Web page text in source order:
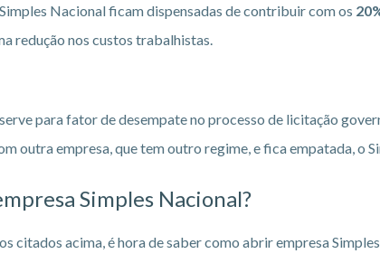
Nacional ficam dispensadas de contribuir com os
redução nos custos trabalhistas.
para fator de desempate no processo de licitação
outra empresa, que tem outro regime, e fica empatada, o
Simples Nacional?
citados acima, é hora de saber como abrir empresa